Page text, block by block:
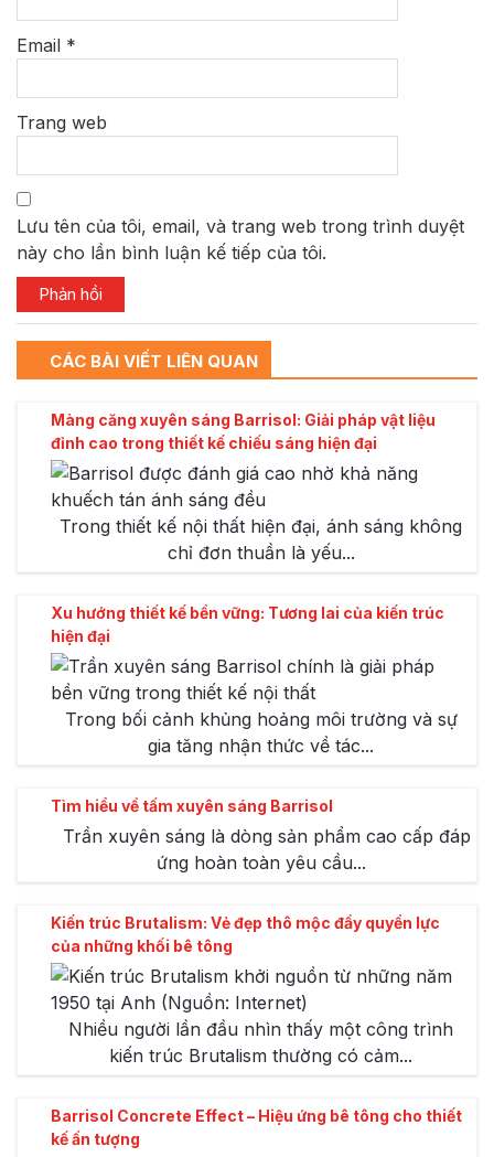
Email *
Trang web
Lưu tên của tôi, email, và trang web trong trình duyệt
này cho lần bình luận kế tiếp của tôi.
CÁC BÀI VIẾT LIÊN QUAN
Màng căng xuyên sáng Barrisol: Giải pháp vật liệu
đỉnh cao trong thiết kế chiếu sáng hiện đại
Trong thiết kế nội thất hiện đại, ánh sáng không
chỉ đơn thuần là yếu...
Xu hướng thiết kế bền vững: Tương lai của kiến trúc
hiện đại
Trong bối cảnh khủng hoảng môi trường và sự
gia tăng nhận thức về tác...
Tìm hiểu về tấm xuyên sáng Barrisol
Trần xuyên sáng là dòng sản phẩm cao cấp đáp
ứng hoàn toàn yêu cầu...
Kiến trúc Brutalism: Vẻ đẹp thô mộc đầy quyền lực
của những khối bê tông
Nhiều người lần đầu nhìn thấy một công trình
kiến trúc Brutalism thường có cảm...
Barrisol Concrete Effect – Hiệu ứng bê tông cho thiết
kế ấn tượng